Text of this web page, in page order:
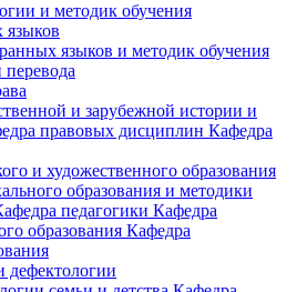
и методик обучения
языков
языков и методик обучения
и зарубежной истории и
правовых дисциплин Кафедра
и художественного образования
образования и методики
педагогики Кафедра
образования Кафедра
дефектологии